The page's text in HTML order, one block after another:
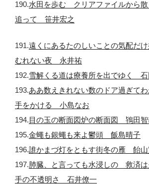
190.水田を歩む クリアファイルから散
追って 笹井宏之
191.遠くにあるたのしいことの気配だ
むれない夜 永井祐
192.雪解くる道は療養所を出でゆく 石
193.ああ数えきれない数のドア過ぎて
手をかける 小島なお
194.目の玉の断面図炉の断面図 鴇田
195.金蠅も銀蠅も来よ鬱頭 飯島晴子
196.誰かまづ灯をともす街冬の雁 飴
197.肺臓、と言っても水浸しの 救済
手の不透明さ 石井僚一